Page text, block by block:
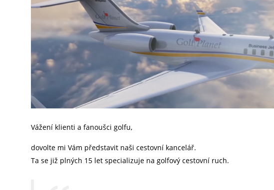
Vážení klienti a fanoušci golfu,
dovolte mi Vám představit naši cestovní kancelář.
Ta se již plných 15 let specializuje na golfový cestovní ruch.